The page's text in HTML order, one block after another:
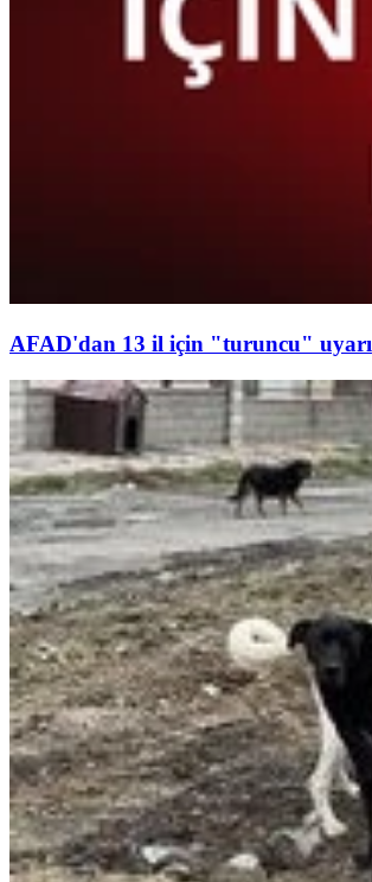
AFAD'dan 13 il için "turuncu" uyarı